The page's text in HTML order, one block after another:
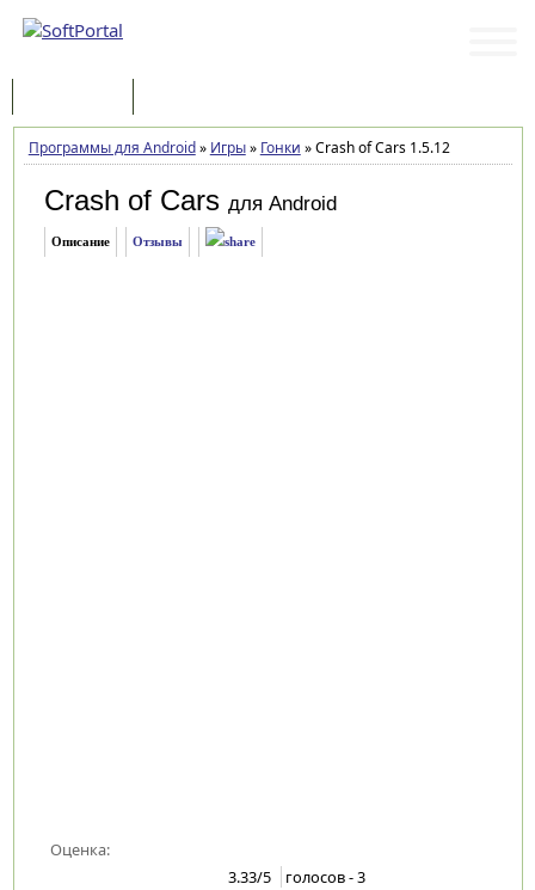
Программы для Android» Игры» Гонки »Crash of Cars 1.5.12
Crash of Cars для Android
Описание Отзывы
Оценка:
3.33/5 голосов -3